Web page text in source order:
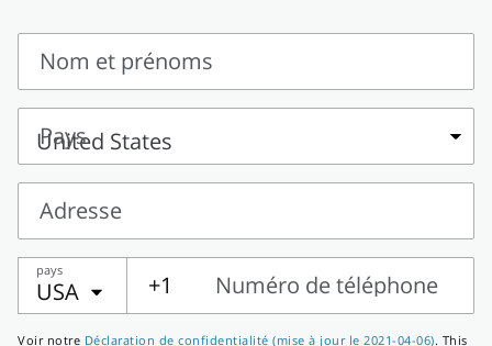
Nom et prénoms
Nom
prénoms
Pays
Pays
Adresse
Adresse
pays
USA +1
Numéro de téléphone
Numéro
Voir notre Déclaration de confidentialité (mise à jour le 2021-04-06). This